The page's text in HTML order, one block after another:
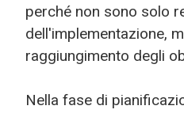
perché non sono solo
dell'implementazione,
raggiungimento degli
Nella fase di